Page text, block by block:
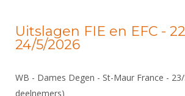
Uitslagen FIE en EFC -
24/5/2026
WB - Dames Degen - St-Maur France -
deelnemers)